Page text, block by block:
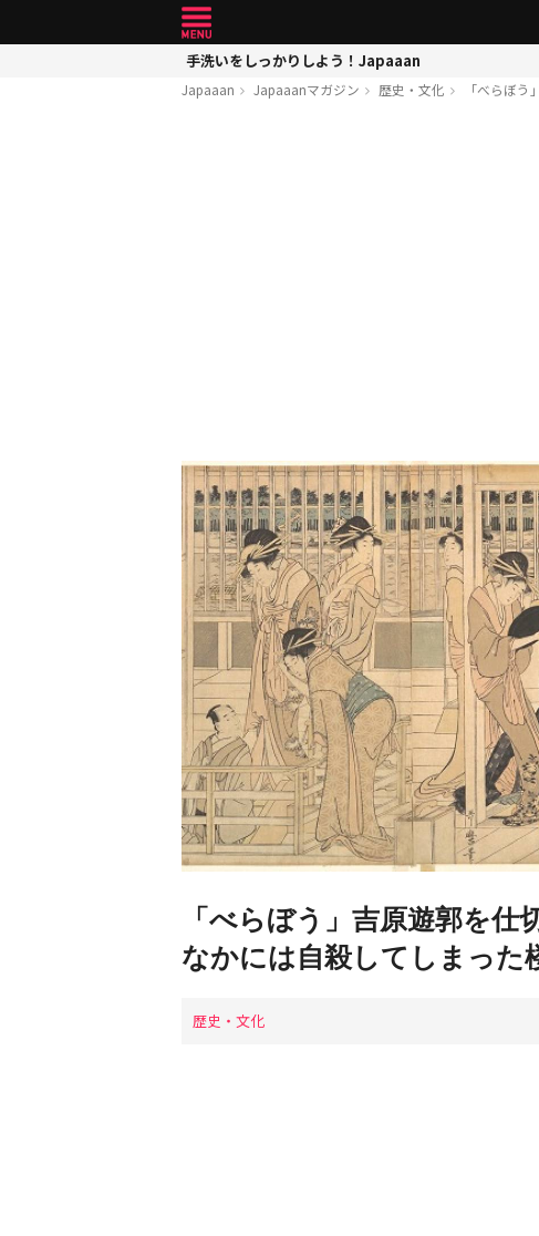
手洗いをしっかりしよう！Japaaan
Japaaan Japaaanマガジン 歴史・文化 「べらぼ
「べらぼう」吉原遊郭を仕
なかには自殺してしまった
歴史・文化